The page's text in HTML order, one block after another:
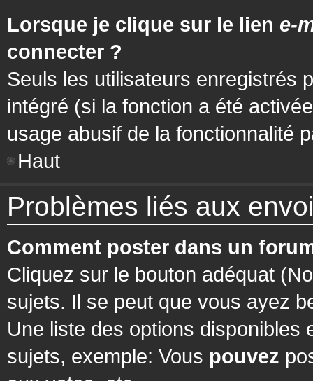
Lorsque je clique sur le lien e-
connecter ?
Seuls les utilisateurs enregistrés
intégré (si la fonction a été
usage abusif de la fonctionnalité
Haut
Problèmes liés aux
Comment poster dans un
Cliquez sur le bouton adéquat
sujets. Il se peut que vous ayez
Une liste des options
sujets, exemple: Vous pouvez